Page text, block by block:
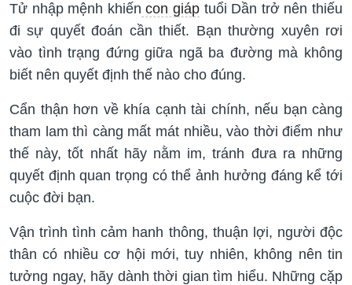
Tử nhập mệnh khiến con giáp tuổi Dần trở nên thiếu
đi sự quyết đoán cần thiết. Bạn thường xuyên rơi
vào tình trạng đứng giữa ngã ba đường mà không
biết nên quyết định thế nào cho đúng.
Cẩn thận hơn về khía cạnh tài chính, nếu bạn càng
tham lam thì càng mất mát nhiều, vào thời điểm như
thế này, tốt nhất hãy nằm im, tránh đưa ra những
quyết định quan trọng có thể ảnh hưởng đáng kể tới
cuộc đời bạn.
Vận trình tình cảm hanh thông, thuận lợi, người độc
thân có nhiều cơ hội mới, tuy nhiên, không nên tin
tưởng ngay, hãy dành thời gian tìm hiểu. Những cặp